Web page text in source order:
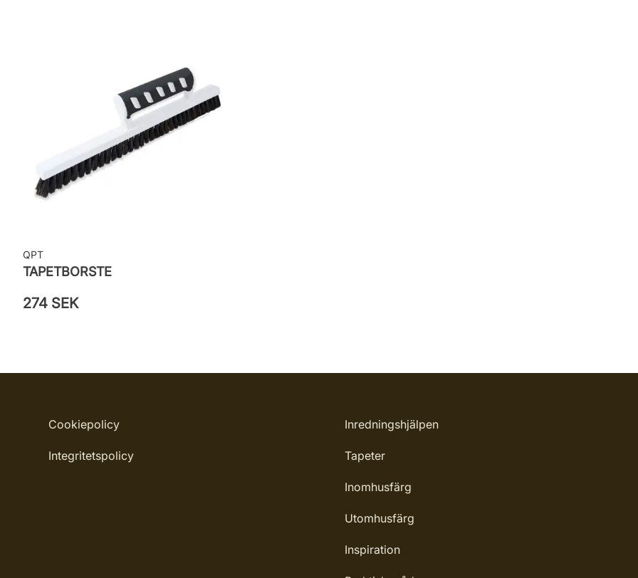
QPT
TAPETBORSTE
274 SEK
Cookiepolicy
Integritetspolicy
Inredningshjälpen
Tapeter
Inomhusfärg
Utomhusfärg
Inspiration